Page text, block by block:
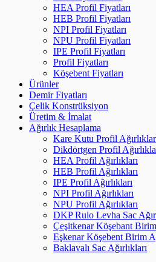
HEA Profil Fiyatları
HEB Profil Fiyatları
NPI Profil Fiyatları
NPU Profil Fiyatları
IPE Profil Fiyatları
Profil Fiyatları
Köşebent Fiyatları
Ürünler
Demir Fiyatları
Çelik Konstrüksiyon
Üretim & İmalat
Ağırlık Hesaplama
Kare Kutu Profil
Dikdörtgen Profil
HEA Profil Ağırlıkları
HEB Profil Ağırlıkları
IPE Profil Ağırlıkları
NPI Profil Ağırlıkları
NPU Profil Ağırlıkları
DKP Rulo Levha Sac
Çeşitkenar Köşebant Birim
Eşkenar Köşebent Birim
Baklavalı Sac Ağırlıkları